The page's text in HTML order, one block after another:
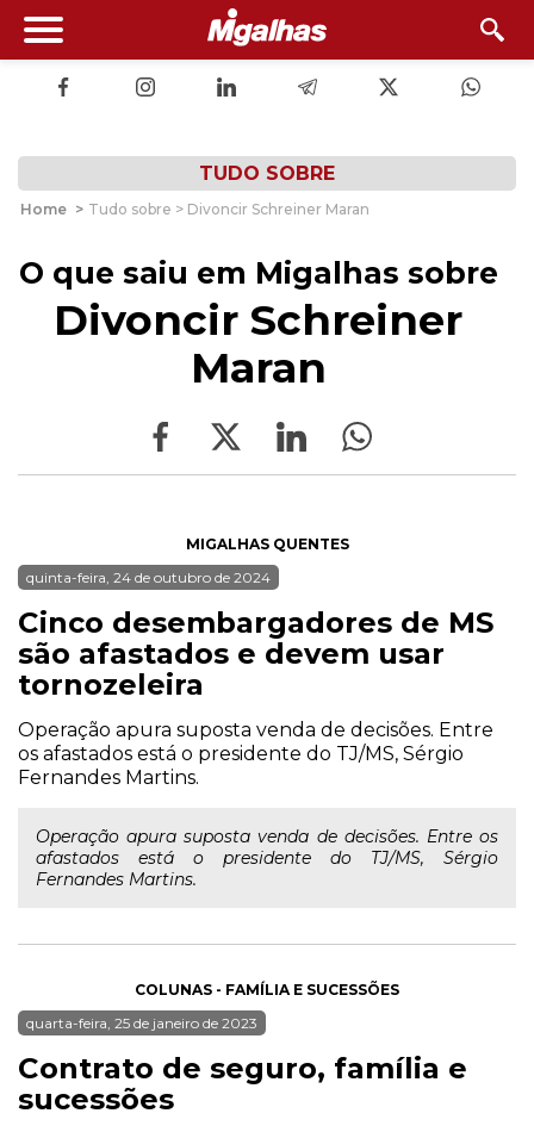
TUDO SOBRE
Home > Tudo sobre > Divoncir Schreiner Maran
O que saiu em Migalhas sobre
Divoncir Schreiner
Maran
MIGALHAS QUENTES
quinta-feira, 24 de outubro de 2024
Cinco desembargadores de MS
são afastados e devem usar
tornozeleira
Operação apura suposta venda de decisões. Entre
os afastados está o presidente do TJ/MS, Sérgio
Fernandes Martins.
Operação apura suposta venda de decisões. Entre os
afastados está o presidente do TJ/MS, Sérgio
Fernandes Martins.
COLUNAS - FAMÍLIA E SUCESSÕES
quarta-feira, 25 de janeiro de 2023
Contrato de seguro, família e
sucessões